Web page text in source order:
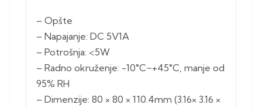
– Opšte
– Napajanje: DC 5V1A
– Potrošnja: <5W
– Radno okruženje: -10°C~+45°C, manje od
95% RH
– Dimenzije: 80 × 80 × 110.4mm (3.16× 3.16 ×